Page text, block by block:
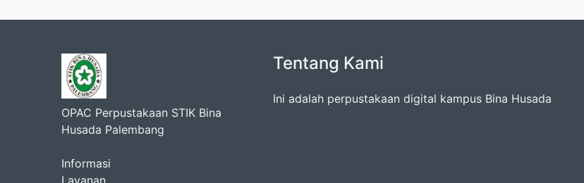
OPAC Perpustakaan STIK Bina
Husada Palembang
Informasi
Layanan
Tentang Kami
Ini adalah perpustakaan digital kampus Bina Husada